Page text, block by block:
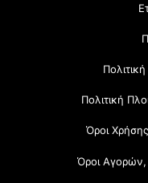
Πολιτική
Όροι Χρήσης
Όροι